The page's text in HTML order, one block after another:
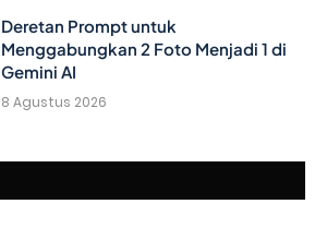
Deretan Prompt untuk
Menggabungkan 2 Foto Menjadi 1 di
Gemini AI
8 Agustus 2026